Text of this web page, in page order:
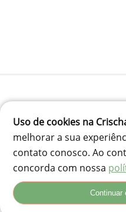
(41)
Rua Durval jungles
Rua Adolfo Corso, 74 -
Uso de cookies na
melhorar a sua
contato conosco. Ao
concorda com nossa
Continuar